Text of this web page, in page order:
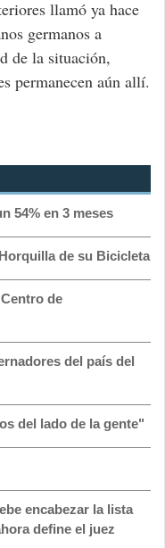
llamó ya hace
germanos a
de la situación,
permanecen aún allí.
54% en 3 meses
de su Bicicleta
de
del país del
del lado de la gente"
encabezar la lista
define el juez